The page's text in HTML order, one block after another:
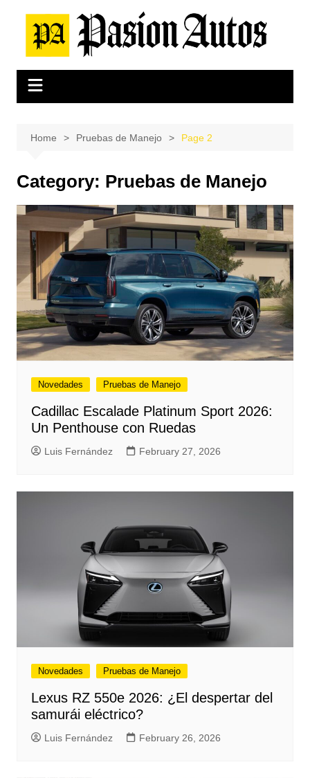
content
Home Pruebas de Manejo Page 2
Category: Pruebas de Manejo
Novedades Pruebas de Manejo
Cadillac Escalade Platinum Sport 2026:
Un Penthouse con Ruedas
Luis Fernández February 27, 2026
Novedades Pruebas de Manejo
Lexus RZ 550e 2026: ¿El despertar del
samurái eléctrico?
Luis Fernández February 26, 2026